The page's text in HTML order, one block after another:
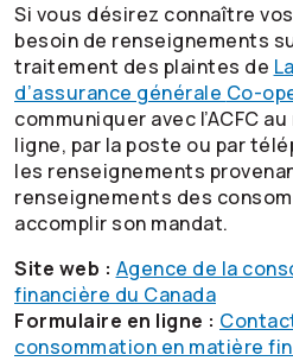
Si vous désirez connaître
besoin de renseignements
traitement des plaintes de
d’assurance générale Co-
communiquer avec l’ACFC
ligne, par la poste ou par
les renseignements
renseignements des
accomplir son mandat.
Site web : Agence de la
financière du Canada
Formulaire en ligne :
consommation en matière